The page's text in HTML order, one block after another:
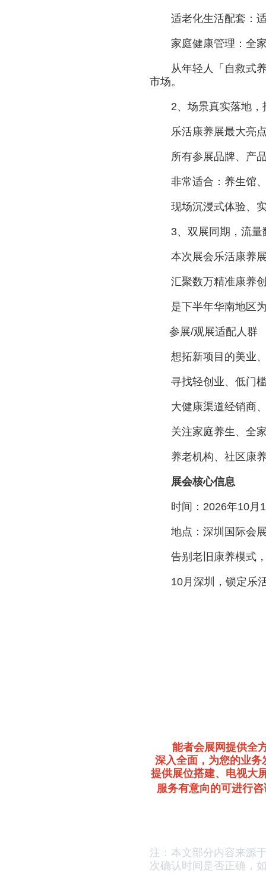
适老化生活配套：适
家庭健康管理：全家
从年轻人「自救式养
市场。
2、场景真实落地，
乐活康养展最大亮点
所有参展品牌、产品
非常适合：养生馆、
现场沉浸式体验、实
3、双展同期，流量
本次展会乐活康养展
汇聚数万精准康养创
是下半年华南地区为
参展/观展适配人群
想拓新项目的美业、
寻找轻创业、低门槛
大健康渠道经销商、
关注家庭养生、全家
养老机构、社区康养
展会核心信息
时间：2026年10月
地点：深圳国际会展
告别老旧康养模式，
10月深圳，锁定乐活
能者会展网提供全
深入全面，为您的业
提供展位搭建、电视大
服务有意向的可进行
注：本文部分内容来源
次确认时间是否正确，